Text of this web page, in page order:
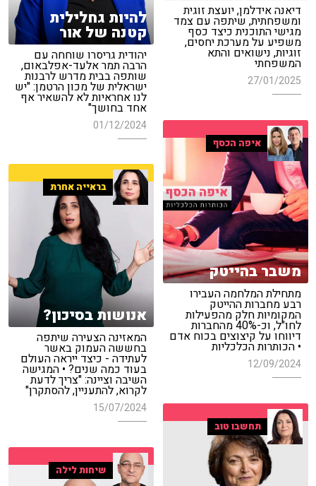
דיאנה אידלמן, יועצת זוגית
ומשפחתית, שיתפה עם צמד
מגישי התוכנית כיצד כסף
משפיע על מערכת יחסים,
זוגיות, נישואים והתא
המשפחתי
27/01/2025
להיות גחלילית
קטנה של אור
יהודית גריסרו שוחחה עם
הרבה תמר אלעד-אפלבאום,
שותפה בבית מדרש לרבנות
ישראלית של מכון הרטמן: "יש
לנו אחראיות לא להשאיר אף
אחד בחושך"
01/12/2024
איפה הכסף
משבר בהייטק
מתחילת המלחמה העבירו
רבע מחברות ההייטק
המקומיות חלק מהפעילות
לחו"ל, וכ-40% מהחברות
דיווחו על קיצוצים בכוח אדם
• הכותרות הכלכליות
12/09/2024
בראייה אחרת
אנושות בסיכון?
המאזינה הצעירה שיתפה
בחששה העמוק באשר
לעתידה - כיצד ייראה העולם
בעוד כמה שנים? • המגישה
השיבה וציינה: "צריך לדעת
לקרוא, להתעניין, להסתקרן"
15/07/2024
תחשבו טוב
שיחות לילה